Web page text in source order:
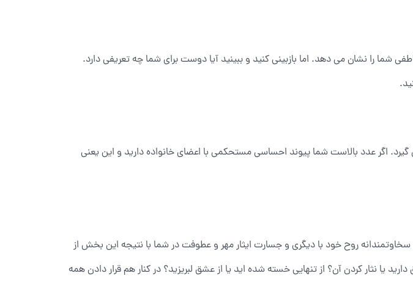
شما را نشان می دهد. اما بازبینی کنید و ببینید آیا دوست برای شما چه تعریفی دارد.
اگر عدد بالاست شما پیوند احساسی مستحکمی با اعضای خانواده دارید و این یعنی
روح خود با دیگری و جسارت ایثار مهر و عطوفت در شما با نتیجه این بخش از
یا نثار کردن آن؟ از تنهایی خسته شده اید یا از عشق لبریزید؟ در کنار هم قرار دادن همه